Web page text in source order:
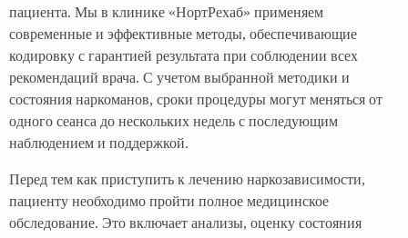
пациента. Мы в клинике «НортРехаб» применяем
современные и эффективные методы, обеспечивающие
кодировку с гарантией результата при соблюдении всех
рекомендаций врача. С учетом выбранной методики и
состояния наркоманов, сроки процедуры могут меняться от
одного сеанса до нескольких недель с последующим
наблюдением и поддержкой.
Перед тем как приступить к лечению наркозависимости,
пациенту необходимо пройти полное медицинское
обследование. Это включает анализы, оценку состояния